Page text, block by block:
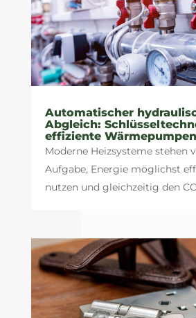
Automatischer
Abgleich:
effiziente
Moderne Heizsysteme stehen
Aufgabe, Energie möglichst
nutzen und gleichzeitig den